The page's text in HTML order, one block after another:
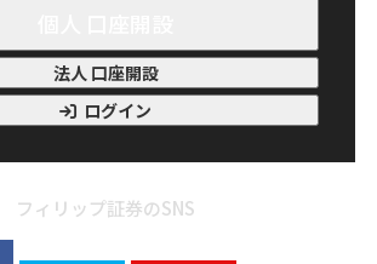
法人 口座開設
ログイン
フィリップ証券のSNS